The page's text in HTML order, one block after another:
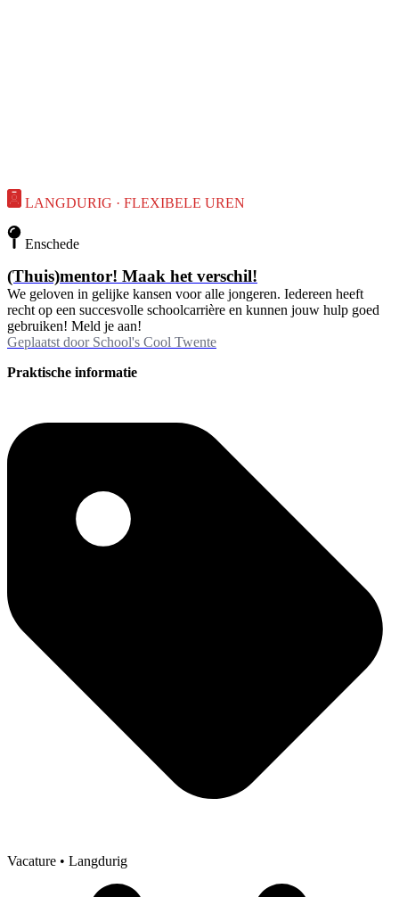
LANGDURIG · FLEXIBELE UREN
Enschede
(Thuis)mentor! Maak het verschil!
We geloven in gelijke kansen voor alle jongeren. Iedereen heeft
recht op een succesvolle schoolcarrière en kunnen jouw hulp goed
gebruiken! Meld je aan!
Geplaatst door School's Cool Twente
Praktische informatie
Vacature • Langdurig